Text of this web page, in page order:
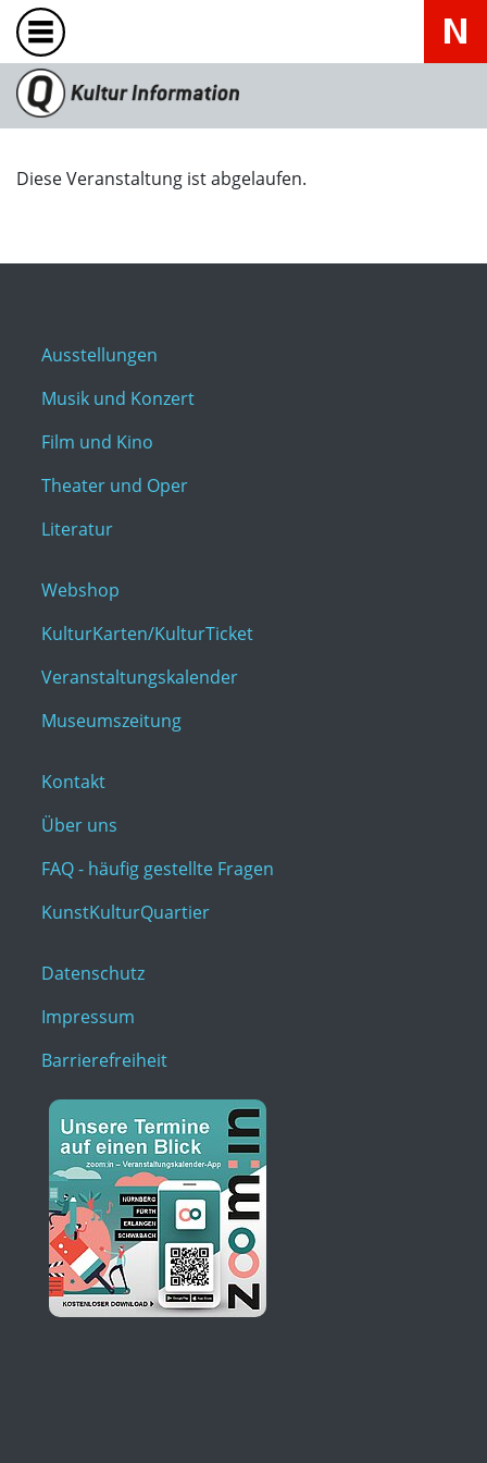
Diese Veranstaltung ist abgelaufen.
Ausstellungen
Musik und Konzert
Film und Kino
Theater und Oper
Literatur
Webshop
KulturKarten/KulturTicket
Veranstaltungskalender
Museumszeitung
Kontakt
Über uns
FAQ - häufig gestellte Fragen
KunstKulturQuartier
Datenschutz
Impressum
Barrierefreiheit